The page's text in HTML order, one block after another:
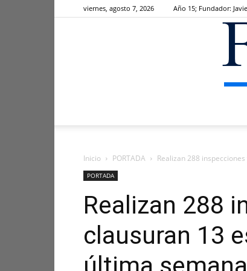
viernes, agosto 7, 2026 Año 15; Fundador:
Inicio PORTADA Realizan 288
PORTADA
Realizan 288
clausuran 13